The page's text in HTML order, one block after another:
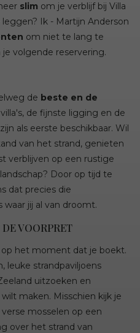
slim om je verblijf bij Villa
Ik - Martijn Anderson
om niet te lang te
volgende reservering.
de beste en de
de fijnste ligging en de
als eerste beschikbaar. Wil
van het strand, genieten
verblijven op een rustige
Door op tijd te
dat precies die
jij al van droomt.
VOORPRET
het moment dat je boekt.
leuke strandpaviljoens
uitzoeken en
maken. Misschien kijk je
mosselen op een
over het strand van